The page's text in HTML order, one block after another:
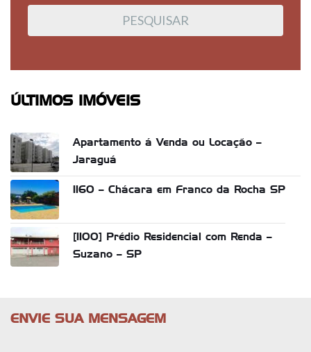
ÚLTIMOS IMÓVEIS
Apartamento á Venda ou Locação –
Jaraguá
1160 – Chácara em Franco da Rocha SP
[1100] Prédio Residencial com Renda –
Suzano – SP
ENVIE SUA MENSAGEM